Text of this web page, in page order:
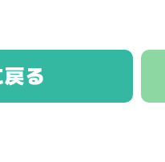
る